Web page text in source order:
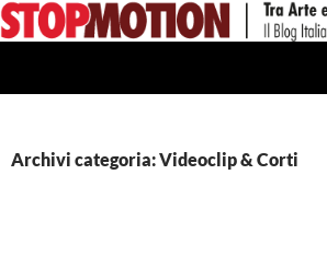
Vai
al
Archivi categoria: Videoclip & Corti